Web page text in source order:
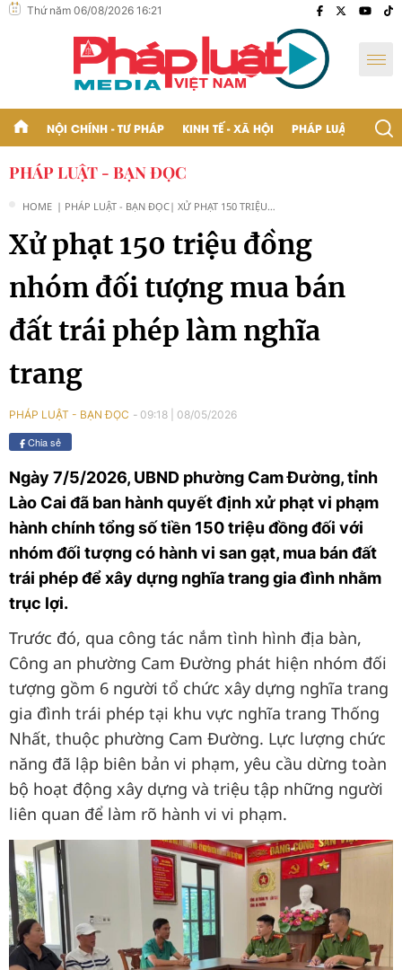
Thứ năm 06/08/2026 16:21
NỘI CHÍNH - TƯ PHÁP KINH TẾ - XÃ HỘI PHÁP LUẬT - BẠN
PHÁP LUẬT - BẠN ĐỌC
HOME | PHÁP LUẬT - BẠN ĐỌC| XỬ PHẠT 150 TRIỆU
TƯỢNG MUA BÁN ĐẤT
TRÁI PHÉP LÀM NGHĨA
Xử phạt 150 triệu đồng
nhóm đối tượng mua bán
đất trái phép làm nghĩa
trang
PHÁP LUẬT - BẠN ĐỌC 09:18 08/05/2026
Chia sẻ
Ngày 7/5/2026, UBND phường Cam Đường, tỉnh
Lào Cai đã ban hành quyết định xử phạt vi phạm
hành chính tổng số tiền 150 triệu đồng đối với
nhóm đối tượng có hành vi san gạt, mua bán đất
trái phép để xây dựng nghĩa trang gia đình nhằm
trục lợi.
Trước đó, qua công tác nắm tình hình địa bàn,
Công an phường Cam Đường phát hiện nhóm đối
tượng gồm 6 người tổ chức xây dựng nghĩa trang
gia đình trái phép tại khu vực nghĩa trang Thống
Nhất, thuộc phường Cam Đường. Lực lượng chức
năng đã lập biên bản vi phạm, yêu cầu dừng toàn
bộ hoạt động xây dựng và triệu tập những người
liên quan để làm rõ hành vi vi phạm.